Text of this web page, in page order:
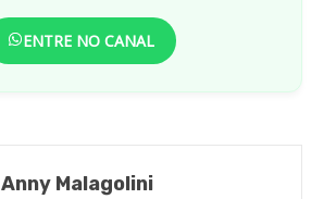
ENTRE NO CANAL
Anny Malagolini